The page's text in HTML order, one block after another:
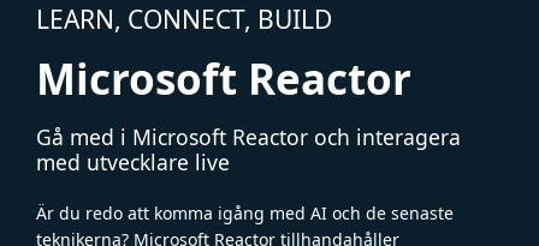
LEARN, CONNECT, BUILD
Microsoft Reactor
Gå med i Microsoft Reactor och interagera
med utvecklare live
Är du redo att komma igång med AI och de senaste
teknikerna? Microsoft Reactor tillhandahåller